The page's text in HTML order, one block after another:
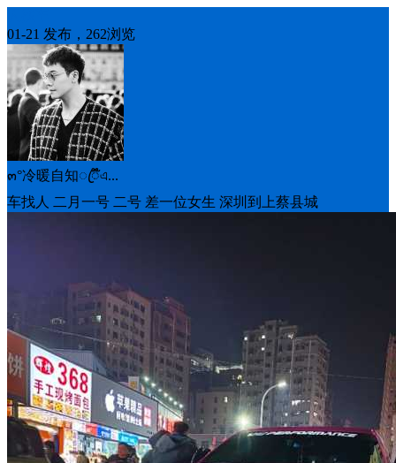
01-21 发布，262浏览
๓°冷暖自知ꦿᮁ໊এ...
车找人 二月一号 二号 差一位女生 深圳到上蔡县城